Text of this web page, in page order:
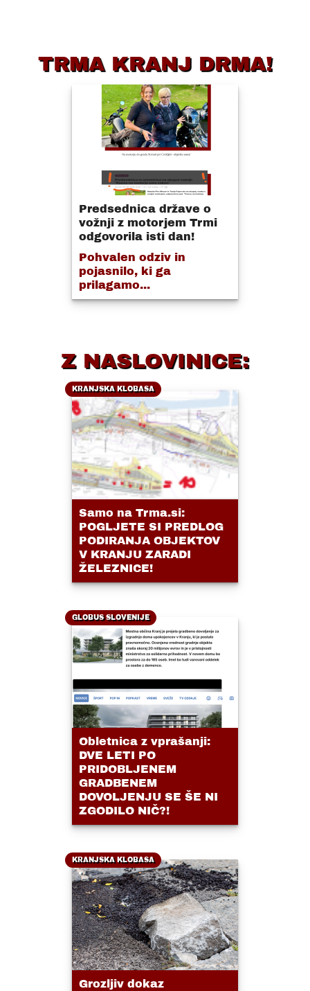
TRMA KRANJ DRMA!
Predsednica države o
vožnji z motorjem Trmi
odgovorila isti dan!
Pohvalen odziv in
pojasnilo, ki ga
prilagamo...
Z NASLOVINICE:
KRANJSKA KLOBASA
Samo na Trma.si:
POGLJETE SI PREDLOG
PODIRANJA OBJEKTOV
V KRANJU ZARADI
ŽELEZNICE!
GLOBUS SLOVENIJE
Obletnica z vprašanji:
DVE LETI PO
PRIDOBLJENEM
GRADBENEM
DOVOLJENJU SE ŠE NI
ZGODILO NIČ?!
KRANJSKA KLOBASA
Grozljiv dokaz